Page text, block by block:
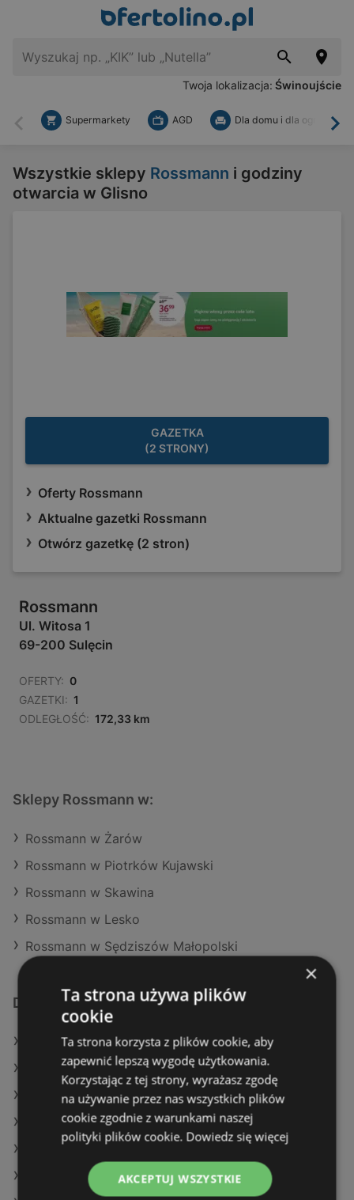
Twoja lokalizacja: Świnoujście
Wstecz
Supermarkety AGD Dla domu i dla ogrodu
Wszystkie sklepy Rossmann i godziny
otwarcia w Glisno
GAZETKA
(2 STRONY)
Oferty Rossmann
Aktualne gazetki Rossmann
Otwórz gazetkę (2 stron)
Rossmann
Ul. Witosa 1
69-200 Sulęcin
OFERTY: 0
GAZETKI: 1
ODLEGŁOŚĆ: 172,33 km
Sklepy Rossmann w:
Rossmann w Żarów
Rossmann w Piotrków Kujawski
Rossmann w Skawina
Rossmann w Lesko
Rossmann w Sędziszów Małopolski
Dodatkowe łącza
Oferty Rossmann
Oferty Natura Drogerie
Oferty Hebe
Aktualne gazetki Super-Pharm
Aktualne gazetki Hebe
Aktualne gazetki Drogeria Jasmin
×
Ta strona używa plików
cookie
Ta strona korzysta z plików cookie, aby
zapewnić lepszą wygodę użytkowania.
Korzystając z tej strony, wyrażasz zgodę
na używanie przez nas wszystkich plików
cookie zgodnie z warunkami naszej
polityki plików cookie. Dowiedz się więcej
AKCEPTUJ WSZYSTKIE